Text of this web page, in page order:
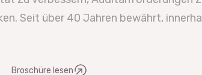
Seit über 40 Jahren bewährt,
Broschüre lesen